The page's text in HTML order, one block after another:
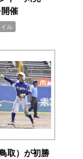
催
ル
取）が初勝